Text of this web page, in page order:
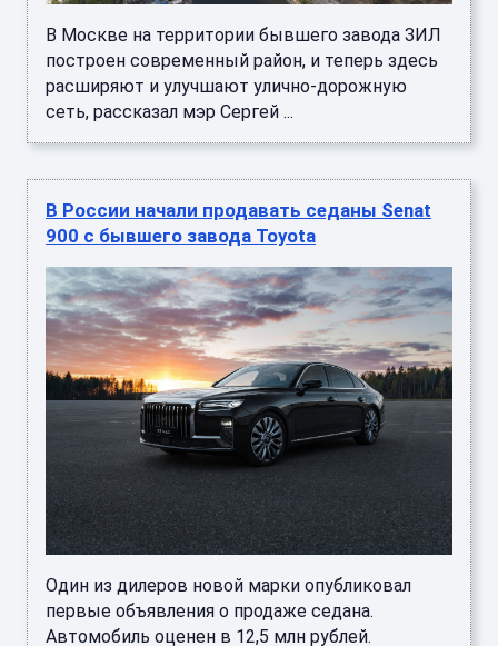
В Москве на территории бывшего завода ЗИЛ
построен современный район, и теперь здесь
расширяют и улучшают улично-дорожную
сеть, рассказал мэр Сергей ...
В России начали продавать седаны Senat
900 с бывшего завода Toyota
Один из дилеров новой марки опубликовал
первые объявления о продаже седана.
Автомобиль оценен в 12,5 млн рублей.